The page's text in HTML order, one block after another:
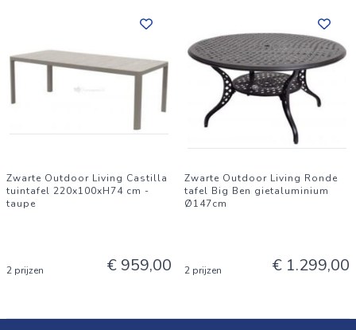
Zwarte Outdoor Living Castilla
tuintafel 220x100xH74 cm -
taupe
2 prijzen € 959,00
Zwarte Outdoor Living Ronde
tafel Big Ben gietaluminium
Ø147cm
2 prijzen € 1.299,00